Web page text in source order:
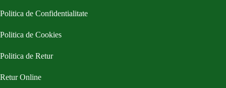
Politica de Confidentialitate
Politica de Cookies
Politica de Retur
Retur Online